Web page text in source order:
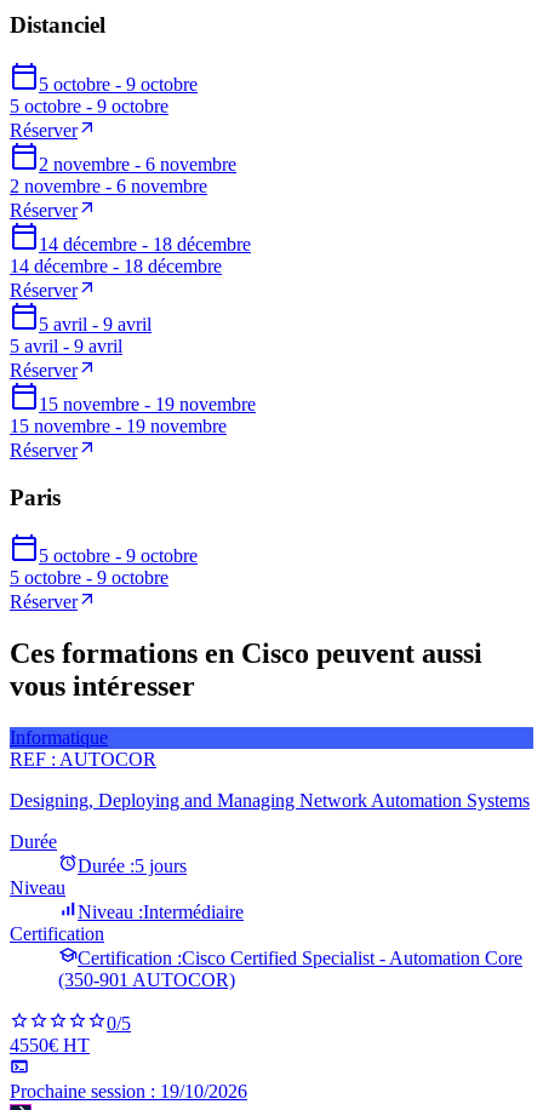
Distanciel
5 octobre - 9 octobre
5 octobre - 9 octobre
Réserver
2 novembre - 6 novembre
2 novembre - 6 novembre
Réserver
14 décembre - 18 décembre
14 décembre - 18 décembre
Réserver
5 avril - 9 avril
5 avril - 9 avril
Réserver
15 novembre - 19 novembre
15 novembre - 19 novembre
Réserver
Paris
5 octobre - 9 octobre
5 octobre - 9 octobre
Réserver
Ces formations en Cisco peuvent aussi
vous intéresser
Informatique
REF : AUTOCOR
Designing, Deploying and Managing Network Automation Systems
Durée
Durée :5 jours
Niveau
Niveau :Intermédiaire
Certification
Certification :Cisco Certified Specialist - Automation Core
(350-901 AUTOCOR)
0/5
4550€ HT
Prochaine session : 19/10/2026